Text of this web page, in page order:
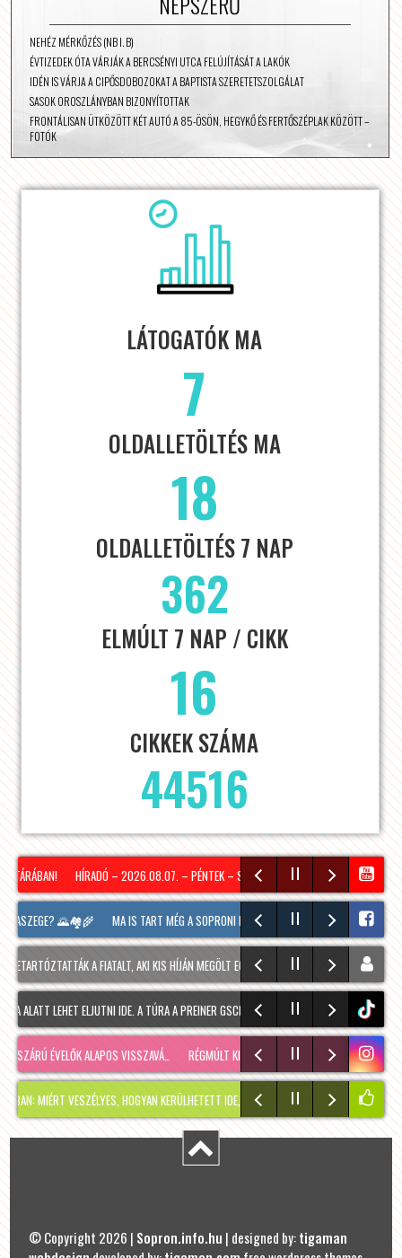
NEHÉZ MÉRKŐZÉS (NB I. B)
ÉVTIZEDEK ÓTA VÁRJÁK A BERCSÉNYI UTCA FELÚJÍTÁSÁT A LAKÓK
IDÉN IS VÁRJA A CIPŐSDOBOZOKAT A BAPTISTA SZERETETSZOLGÁLAT
SASOK OROSZLÁNYBAN BIZONYÍTOTTAK
FRONTÁLISAN ÜTKÖZÖTT KÉT AUTÓ A 85-ÖSÖN, HEGYKŐ ÉS FERTŐSZÉPLAK KÖZÖTT –
FOTÓK
LÁTOGATÓK MA
7
OLDALLETÖLTÉS MA
18
OLDALLETÖLTÉS 7 NAP
362
ELMÚLT 7 NAP / CIKK
16
CIKKEK SZÁMA
44516
HÍRADÓ – 2026.08.07. – PÉNTEK – SOPRON TV KÖZEL 11 000
🌄🏘️🌾 MA IS TART MÉG A SOPRONI BORÜNNEP, 20 ÓRAKOR A
A FIATALT, AKI KIS HÍJÁN MEGÖLT EGY 28 ÉVES FÉRFIT SOPRONBAN
LEHET ELJUTNI IDE. A TÚRA A PREINER GSCHEID PARKOLÓBÓL INDUL ÉS 1050tiktok
ÉVELŐK ALAPOS VISSZAVÁ… RÉGMÚLT KIRAKATA, AMÉLIE MÓDRA TÉLEN IS
VESZÉLYES, HOGYAN KERÜLHETETT IDE, ÉS MIKOR SZABADUL FEL? PÁR
© Copyright 2026 | Sopron.info.hu | designed by:tigaman